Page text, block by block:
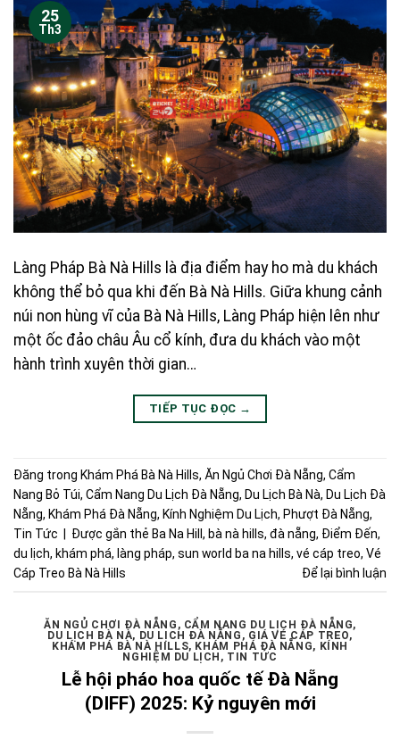
25
Th3
Làng Pháp Bà Nà Hills là địa điểm hay ho mà du khách
không thể bỏ qua khi đến Bà Nà Hills. Giữa khung cảnh
núi non hùng vĩ của Bà Nà Hills, Làng Pháp hiện lên như
một ốc đảo châu Âu cổ kính, đưa du khách vào một
hành trình xuyên thời gian…
TIẾP TỤC ĐỌC →
Đăng trong Khám Phá Bà Nà Hills, Ăn Ngủ Chơi Đà Nẵng, Cẩm
Nang Bỏ Túi, Cẩm Nang Du Lịch Đà Nẵng, Du Lịch Bà Nà, Du Lịch Đà
Nẵng, Khám Phá Đà Nẵng, Kính Nghiệm Du Lịch, Phượt Đà Nẵng,
Tin Tức
Được gắn thẻ Ba Na Hill , bà nà hills, đà nẵng, Điểm Đến,
du lịch, khám phá, làng pháp, sun world ba na hills, vé cáp treo, Vé
Cáp Treo Bà Nà Hills
Để lại bình luận
ĂN NGỦ CHƠI ĐÀ NẴNG , CẨM NANG DU LỊCH ĐÀ NẴNG,
DU LỊCH BÀ NÀ, DU LỊCH ĐÀ NẴNG , GIÁ VÉ CÁP TREO,
KHÁM PHÁ BÀ NÀ HILLS, KHÁM PHÁ ĐÀ NẴNG, KÍNH
NGHIỆM DU LỊCH , TIN TỨC
Lễ hội pháo hoa quốc tế Đà Nẵng
(DIFF) 2025: Kỷ nguyên mới